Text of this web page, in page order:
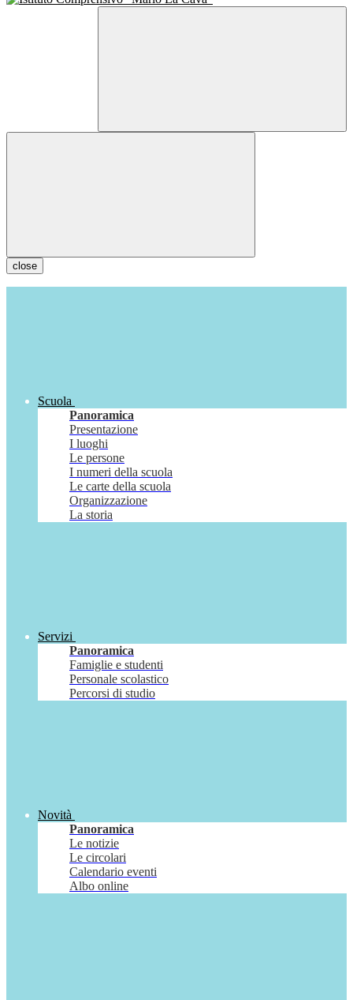
close
Scuola
Panoramica
Presentazione
I luoghi
Le persone
I numeri della scuola
Le carte della scuola
Organizzazione
La storia
Servizi
Panoramica
Famiglie e studenti
Personale scolastico
Percorsi di studio
Novità
Panoramica
Le notizie
Le circolari
Calendario eventi
Albo online